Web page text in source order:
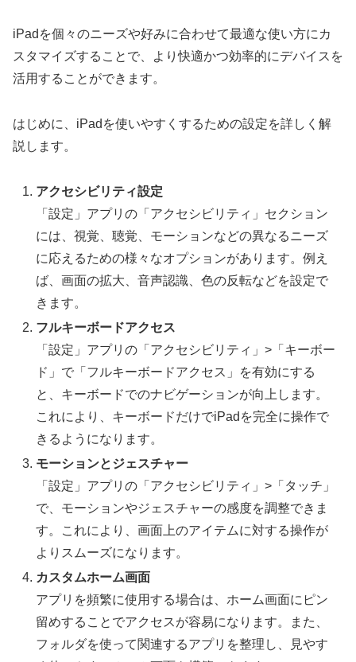
iPadを個々のニーズや好みに合わせて最適な使い方にカ
スタマイズすることで、より快適かつ効率的にデバイスを
活用することができます。
はじめに、iPadを使いやすくするための設定を詳しく解
説します。
アクセシビリティ設定
「設定」アプリの「アクセシビリティ」セクション
には、視覚、聴覚、モーションなどの異なるニーズ
に応えるための様々なオプションがあります。例え
ば、画面の拡大、音声認識、色の反転などを設定で
きます。
フルキーボードアクセス
「設定」アプリの「アクセシビリティ」>「キーボー
ド」で「フルキーボードアクセス」を有効にする
と、キーボードでのナビゲーションが向上します。
これにより、キーボードだけでiPadを完全に操作で
きるようになります。
モーションとジェスチャー
「設定」アプリの「アクセシビリティ」>「タッチ」
で、モーションやジェスチャーの感度を調整できま
す。これにより、画面上のアイテムに対する操作が
よりスムーズになります。
カスタムホーム画面
アプリを頻繁に使用する場合は、ホーム画面にピン
留めすることでアクセスが容易になります。また、
フォルダを使って関連するアプリを整理し、見やす